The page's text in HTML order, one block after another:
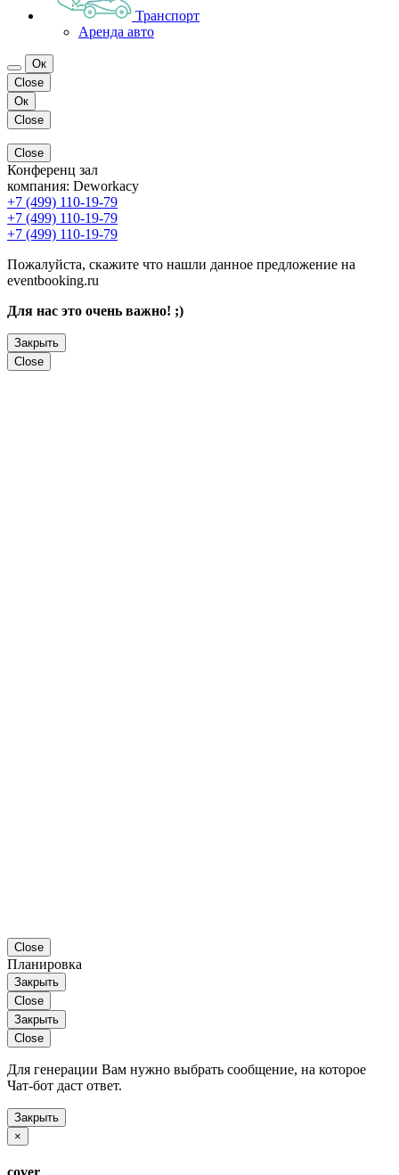
Транспорт
Аренда авто
Ок
Close
Ок
Close
Close
Конференц зал
компания: Deworkacy
+7 (499) 110-19-79
+7 (499) 110-19-79
+7 (499) 110-19-79
Пожалуйста, скажите что нашли данное предложение на
eventbooking.ru
Для нас это очень важно! ;)
Закрыть
Close
Close
Планировка
Закрыть
Close
Закрыть
Close
Для генерации Вам нужно выбрать сообщение, на которое
Чат-бот даст ответ.
Закрыть
×
cover